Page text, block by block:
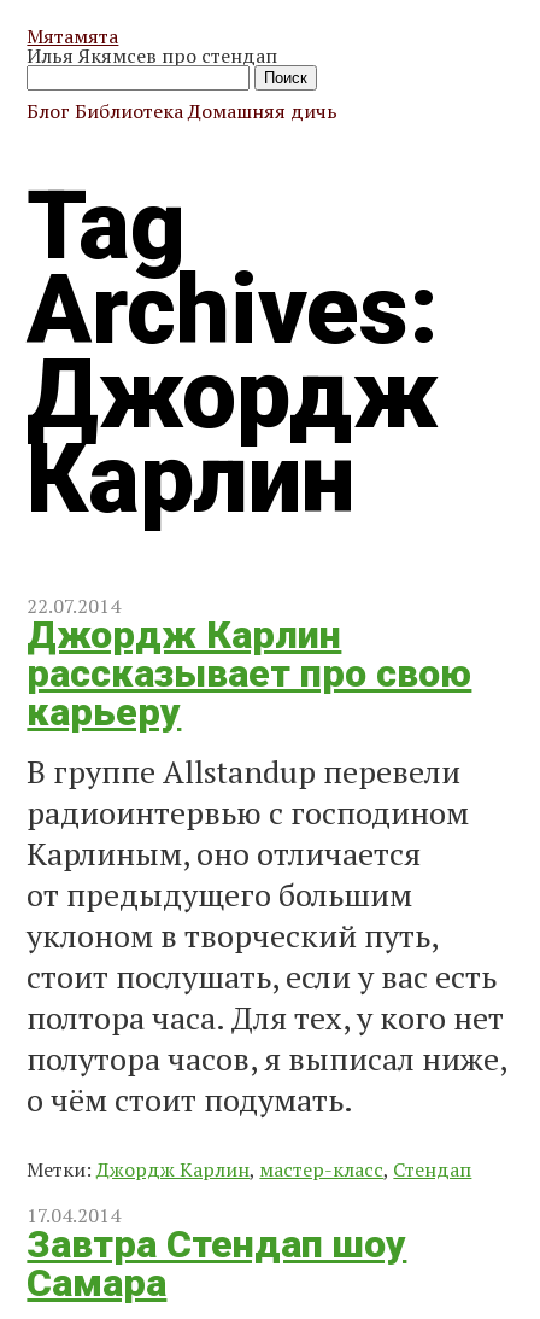
Мятамята
Илья Якямсев про стендап
Найти:
Блог БиблиотекаДомашняя дичь
Tag
Archives:
Джордж
Карлин
22.07.2014
Джордж Карлин
рассказывает про свою
карьеру
В группе Allstandup перевели
радиоинтервью с господином
Карлиным, оно отличается
от предыдущего большим
уклоном в творческий путь,
стоит послушать, если у вас есть
полтора часа. Для тех, у кого нет
полутора часов, я выписал ниже,
о чём стоит подумать.
Метки:Джордж Карлин, мастер-класс, Стендап
17.04.2014
Завтра Стендап шоу
Самара